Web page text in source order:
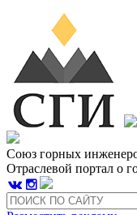
Союз горных
Отраслевой портал о